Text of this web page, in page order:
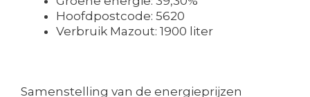
Hoofdpostcode: 5620
Verbruik Mazout: 1900 liter
Samenstelling van de energieprijzen